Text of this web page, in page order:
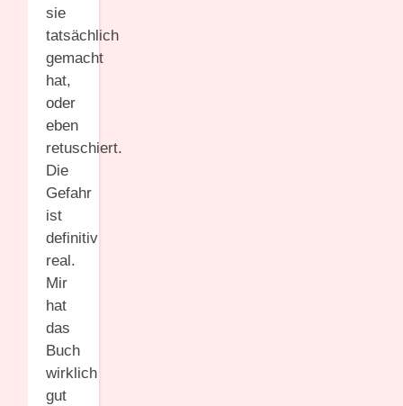
sie
tatsächlich
gemacht
hat,
oder
eben
retuschiert.
Die
Gefahr
ist
definitiv
real.
Mir
hat
das
Buch
wirklich
gut